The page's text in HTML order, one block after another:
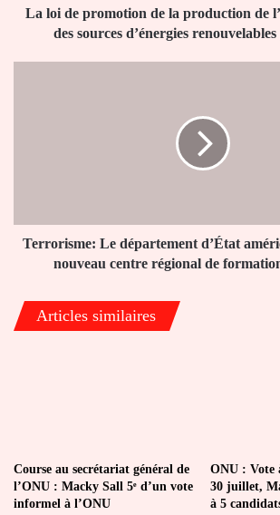
La loi de promotion de la production de
des sources d’énergies
centre
régional
au
Sénégal
Terrorisme: Le département d’État
nouveau centre régional de
Articles similaires
Course au secrétariat général de
l’ONU : Macky Sall 5ᵉ d’un vote
informel à l’ONU
ONU : Vote
30 juillet,
à 5